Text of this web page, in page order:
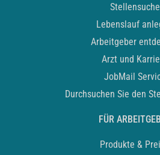
Stellensuche
Lebenslauf
Arbeitgeber
Arzt und
JobMail
Durchsuchen Sie den
FÜR
Produkte &